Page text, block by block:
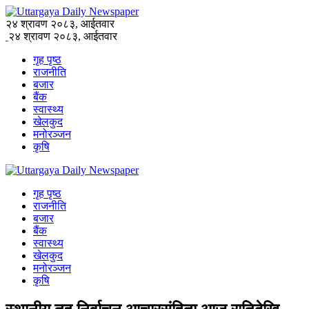
२४ श्रावण २०८३, आईतवार
२४ श्रावण २०८३, आईतवार
गृह पृष्ठ
राजनीति
बजार
बैंक
स्वास्थ्य
खेलकुद
मनोरञ्जन
कृषि
गृह पृष्ठ
राजनीति
बजार
बैंक
स्वास्थ्य
खेलकुद
मनोरञ्जन
कृषि